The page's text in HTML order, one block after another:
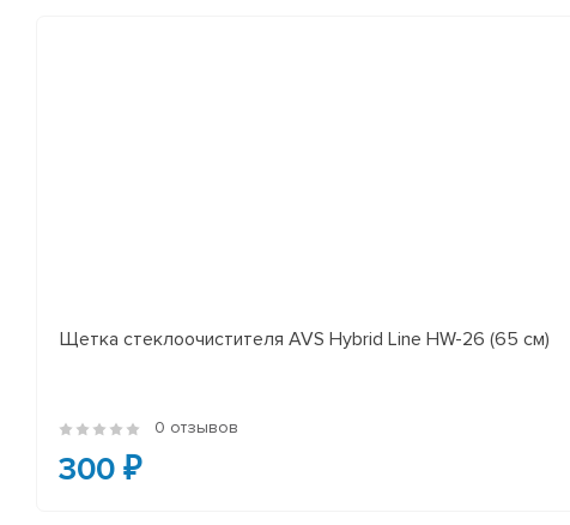
Щетка стеклоочистителя AVS Hybrid Line HW-26 (65 см)
0 отзывов
300 ₽